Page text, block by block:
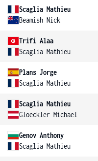
Scaglia Mathieu
Beamish Nick
Trifi Alaa
Scaglia Mathieu
Plans Jorge
Scaglia Mathieu
Scaglia Mathieu
Gloeckler Michael
Genov Anthony
Scaglia Mathieu